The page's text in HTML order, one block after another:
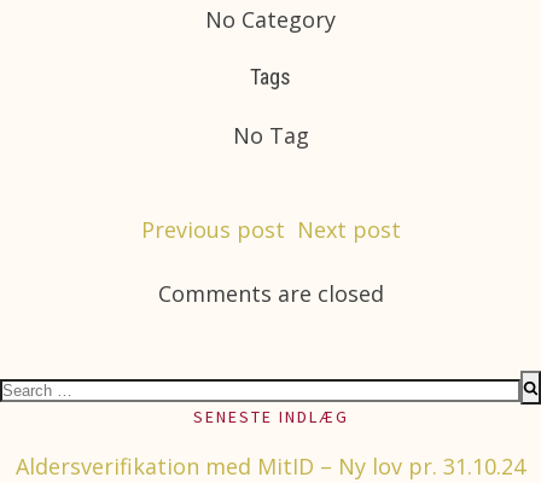
No Category
Tags
No Tag
Post
navigation
Previous post Post
navigation
Next post
Comments are closed
Search
SENESTE INDLÆG
Aldersverifikation med MitID – Ny lov pr. 31.10.24